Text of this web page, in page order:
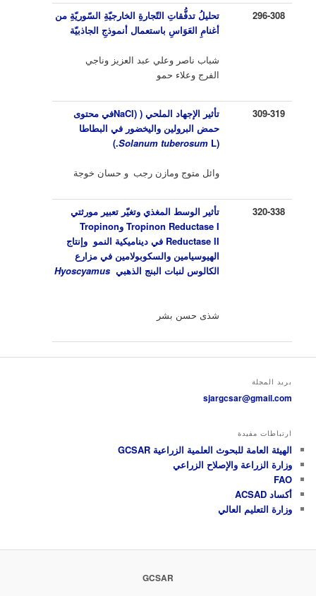
296-308
تحليلُ تدفُّقاتِ التّجارةِ الخارجيّةِ السّوريّةِ من
أغنامِ العَوَاسِ باستعمال أنموذجِ الجاذبيّة
شباب ناصر وعلي عبد العزيز وناجي
الفرج وعلاء حمو
309-319 تأثير الإجهاد الملحي ( (
NaClفي محتوى
حمض البرولين واليخضور في البطاطا
(
Solanum tuberosumL.
)
وائل متوج ومازن رجب و حسان خوجة
320-338
تأثير الوسط المغذي وتغيّر تعبير مورثتي
Tropinon Reductase I وTropinon
Reductase II في ديناميكية النمو وإنتاج
الهيوسيامين والسكوبولامين في مزارع
الكالوس لنبات البنج الذهبي Hyoscyamus
شذى حسن بشر
بريد المجلة
sjargcsar@gmail.com
ارتباطات مفيدة
الهيئة العامة للبحوث العلمية الزراعية GCSAR
وزارة الزراعة والإصلاح الزراعي
FAO
أكساد ACSAD
وزارة التعليم العالي
GCSAR